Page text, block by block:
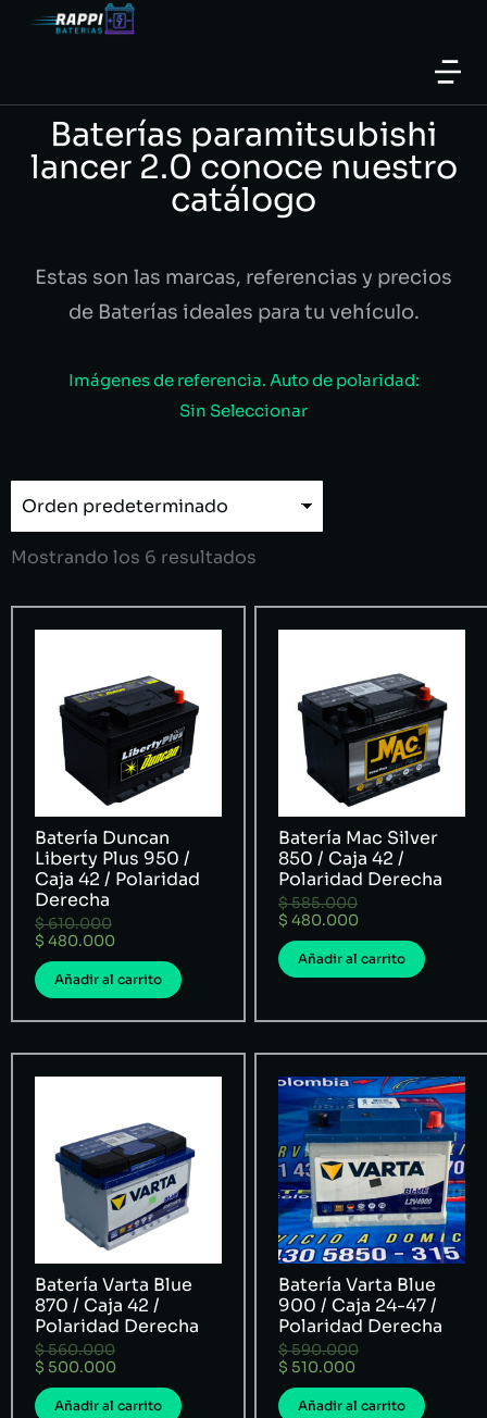
Baterías paramitsubishi
lancer 2.0 conoce nuestro
catálogo
Estas son las marcas, referencias y precios
de Baterías ideales para tu vehículo.
Imágenes de referencia. Auto de polaridad:
Sin Seleccionar
Mostrando los 6 resultados
Batería Duncan
Liberty Plus 950 /
Caja 42 / Polaridad
Derecha
$610.000
$ 480.000
Añadir al carrito
Batería Mac Silver
850 / Caja 42 /
Polaridad Derecha
$585.000
$ 480.000
Añadir al carrito
Batería Varta Blue
870 / Caja 42 /
Polaridad Derecha
$560.000
$ 500.000
Añadir al carrito
Batería Varta Blue
900 / Caja 24-47 /
Polaridad Derecha
$590.000
$ 510.000
Añadir al carrito